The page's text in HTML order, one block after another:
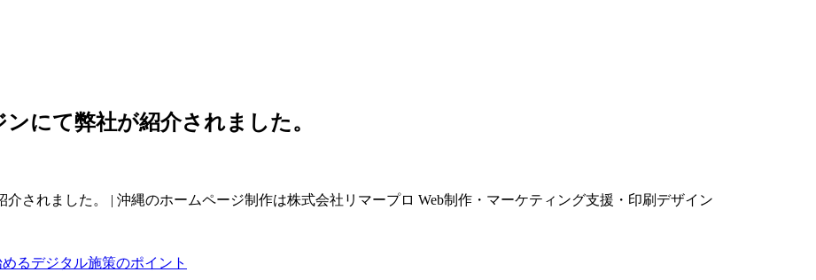
にて弊社が紹介されました。
されました。 | 沖縄のホームページ制作は株式会社リマープロ Web制作・マーケティング支援・印刷デザイン
るデジタル施策のポイント